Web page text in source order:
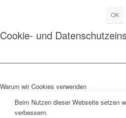
OK
Cookie- und
Warum wir Cookies verwenden
Beim Nutzen dieser Webseite setzen
verbessern.